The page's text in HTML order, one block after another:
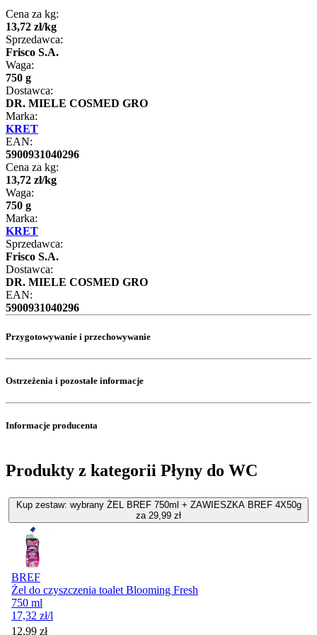
Cena za kg:
13,72 zł/kg
Sprzedawca:
Frisco S.A.
Waga:
750 g
Dostawca:
DR. MIELE COSMED GRO
Marka:
KRET
EAN:
5900931040296
Cena za kg:
13,72 zł/kg
Waga:
750 g
Marka:
KRET
Sprzedawca:
Frisco S.A.
Dostawca:
DR. MIELE COSMED GRO
EAN:
5900931040296
Przygotowywanie i przechowywanie
Ostrzeżenia i pozostałe informacje
Informacje producenta
Produkty z kategorii Płyny do WC
Kup zestaw: wybrany ŻEL BREF 750ml + ZAWIESZKA BREF 4X50g
za 29,99 zł
BREF
Żel do czyszczenia toalet Blooming Fresh
750 ml
17,32 zł/l
Cena promocyjna
12,99 zł